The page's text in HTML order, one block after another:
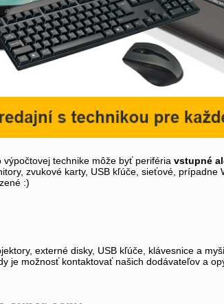
technike môže byť periféria vstupné
zvukové karty, USB kľúče, sieťové, prípadne
:)
externé disky, USB kľúče, klávesnice a
je možnosť kontaktovať našich dodávateľov a